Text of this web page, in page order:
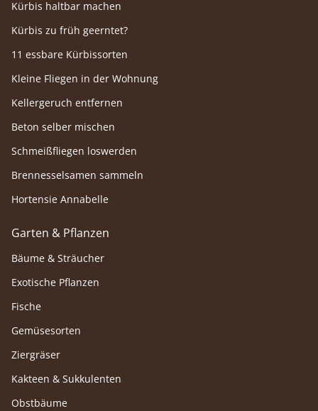
Kürbis haltbar machen
Kürbis zu früh geerntet?
11 essbare Kürbissorten
Kleine Fliegen in der Wohnung
Kellergeruch entfernen
Beton selber mischen
Schmeißfliegen loswerden
Brennesselsamen sammeln
Hortensie Annabelle
Garten & Pflanzen
Bäume & Sträucher
Exotische Pflanzen
Fische
Gemüsesorten
Ziergräser
Kakteen & Sukkulenten
Obstbäume